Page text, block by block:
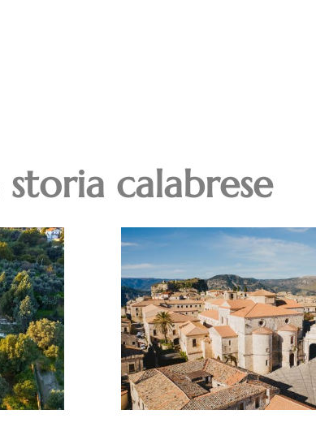
storia calabrese